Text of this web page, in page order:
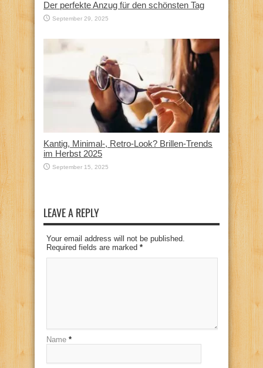
Der perfekte Anzug für den schönsten Tag
September 29, 2025
Kantig, Minimal-, Retro-Look? Brillen-Trends
im Herbst 2025
September 15, 2025
LEAVE A REPLY
Your email address will not be published.
Required fields are marked *
Name *